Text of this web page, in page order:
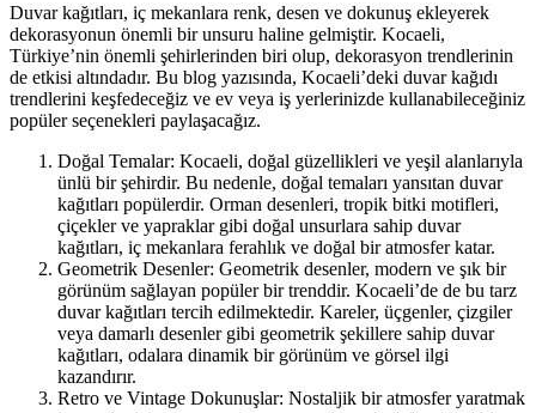
Duvar kağıtları, iç mekanlara renk, desen ve dokunuş ekleyerek
dekorasyonun önemli bir unsuru haline gelmiştir. Kocaeli,
Türkiye’nin önemli şehirlerinden biri olup, dekorasyon trendlerinin
de etkisi altındadır. Bu blog yazısında, Kocaeli’deki duvar kağıdı
trendlerini keşfedeceğiz ve ev veya iş yerlerinizde kullanabileceğiniz
popüler seçenekleri paylaşacağız.
Doğal Temalar: Kocaeli, doğal güzellikleri ve yeşil alanlarıyla
ünlü bir şehirdir. Bu nedenle, doğal temaları yansıtan duvar
kağıtları popülerdir. Orman desenleri, tropik bitki motifleri,
çiçekler ve yapraklar gibi doğal unsurlara sahip duvar
kağıtları, iç mekanlara ferahlık ve doğal bir atmosfer katar.
Geometrik Desenler: Geometrik desenler, modern ve şık bir
görünüm sağlayan popüler bir trenddir. Kocaeli’de de bu tarz
duvar kağıtları tercih edilmektedir. Kareler, üçgenler, çizgiler
veya damarlı desenler gibi geometrik şekillere sahip duvar
kağıtları, odalara dinamik bir görünüm ve görsel ilgi
kazandırır.
Retro ve Vintage Dokunuşlar: Nostaljik bir atmosfer yaratmak